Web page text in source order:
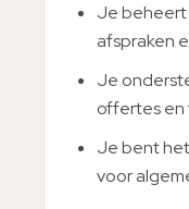
Je beheert
afspraken
Je
offertes en
Je bent
voor